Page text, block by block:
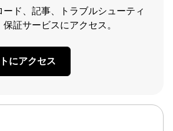
ド、記事、トラブルシューティ
証サービスにアクセス。
にアクセス